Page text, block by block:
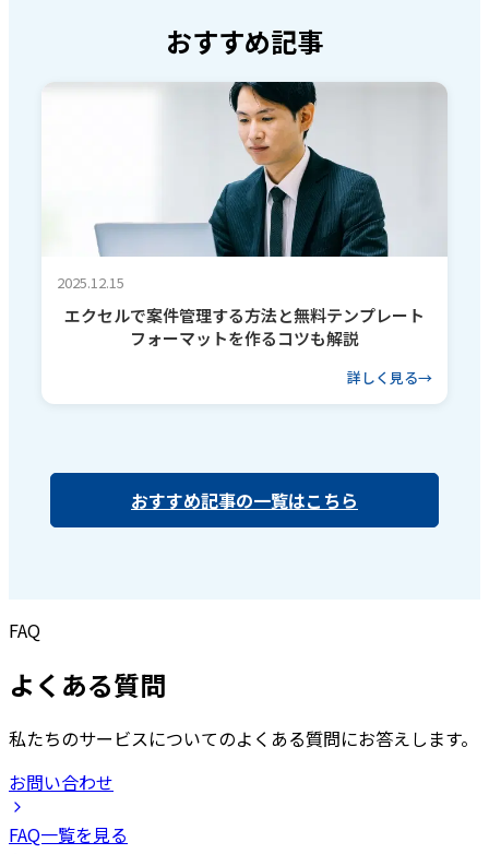
おすすめ記事
2025.12.15
エクセルで案件管理する方法と無料テンプレート
フォーマットを作るコツも解説
詳しく見る
おすすめ記事の一覧はこちら
FAQ
よくある質問
私たちのサービスについてのよくある質問にお答えします。
お問い合わせ
FAQ一覧を見る